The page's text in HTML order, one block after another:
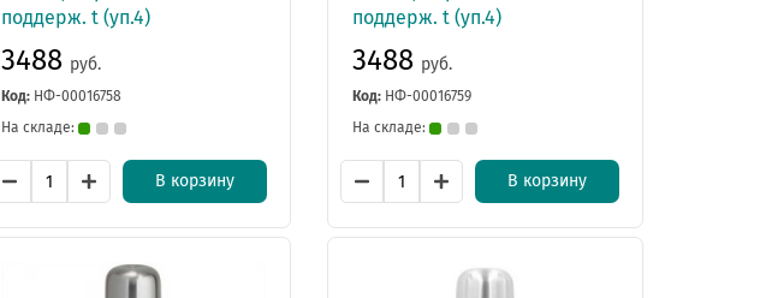
поддерж. t (уп.4)
3488 руб.
Код: НФ-00016758
На складе:
В корзину
поддерж. t (уп.4)
3488 руб.
Код: НФ-00016759
На складе:
В корзину